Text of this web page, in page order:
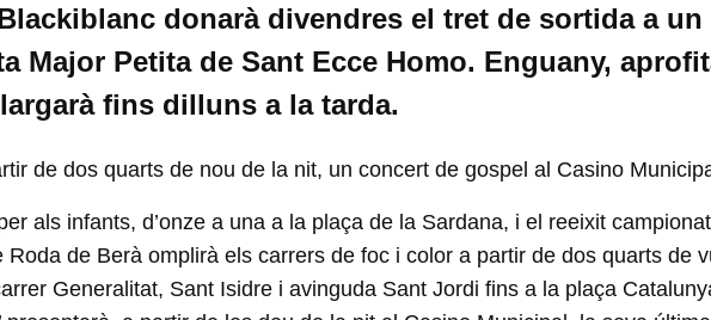
donarà divendres el tret de sortida a un
Major Petita de Sant Ecce Homo. Enguany,
fins dilluns a la tarda.
de dos quarts de nou de la nit, un concert de gospel al Casino
als infants, d’onze a una a la plaça de la Sardana, i el reeixit
de Berà omplirà els carrers de foc i color a partir de dos quarts de
Generalitat, Sant Isidre i avinguda Sant Jordi fins a la plaça